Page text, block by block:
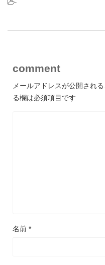
-
comment
メールアドレスが公開される
る欄は必須項目です
名前 *